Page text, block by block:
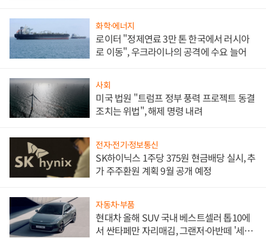
화학·에너지
로이터 "정제연료 3만 톤 한국에서 러시아
로 이동", 우크라이나의 공격에 수요 늘어
사회
미국 법원 "트럼프 정부 풍력 프로젝트 동결
조치는 위법", 해제 명령 내려
전자·전기·정보통신
SK하이닉스 1주당 375원 현금배당 실시, 추
가 주주환원 계획 9월 공개 예정
자동차·부품
현대차 올해 SUV 국내 베스트셀러 톱10에
서 싼타페만 자리매김, 그랜저·아반떼 '세단